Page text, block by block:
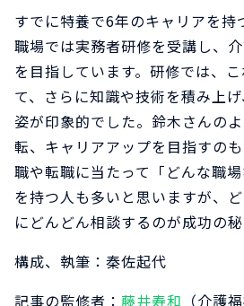
すでに特養で6年のキャリアを持
職場では実務者研修を受講し、
を目指しています。研修では、
て、さらに知識や技術を積み上
姿が印象的でした。鈴木さんの
転、キャリアアップを目指すの
職や転職に当たって「どんな職
を持つ人も多いと思いますが、
にどんどん相談するのが成功の
構成、執筆：秦佐起代
記事の監修者： 藤井寿和 （介護